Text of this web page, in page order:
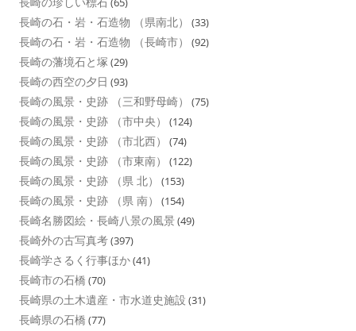
長崎の石・岩・石造物 （県南北） (33)
長崎の石・岩・石造物 （長崎市） (92)
長崎の藩境石と塚 (29)
長崎の西空の夕日 (93)
長崎の風景・史跡 （三和野母崎） (75)
長崎の風景・史跡 （市中央） (124)
長崎の風景・史跡 （市北西） (74)
長崎の風景・史跡 （市東南） (122)
長崎の風景・史跡 （県 北） (153)
長崎の風景・史跡 （県 南） (154)
長崎名勝図絵・長崎八景の風景 (49)
長崎外の古写真考(397)
長崎学さるく行事ほか(41)
長崎市の石橋 (70)
長崎県の土木遺産・市水道史施設 (31)
長崎県の石橋 (77)